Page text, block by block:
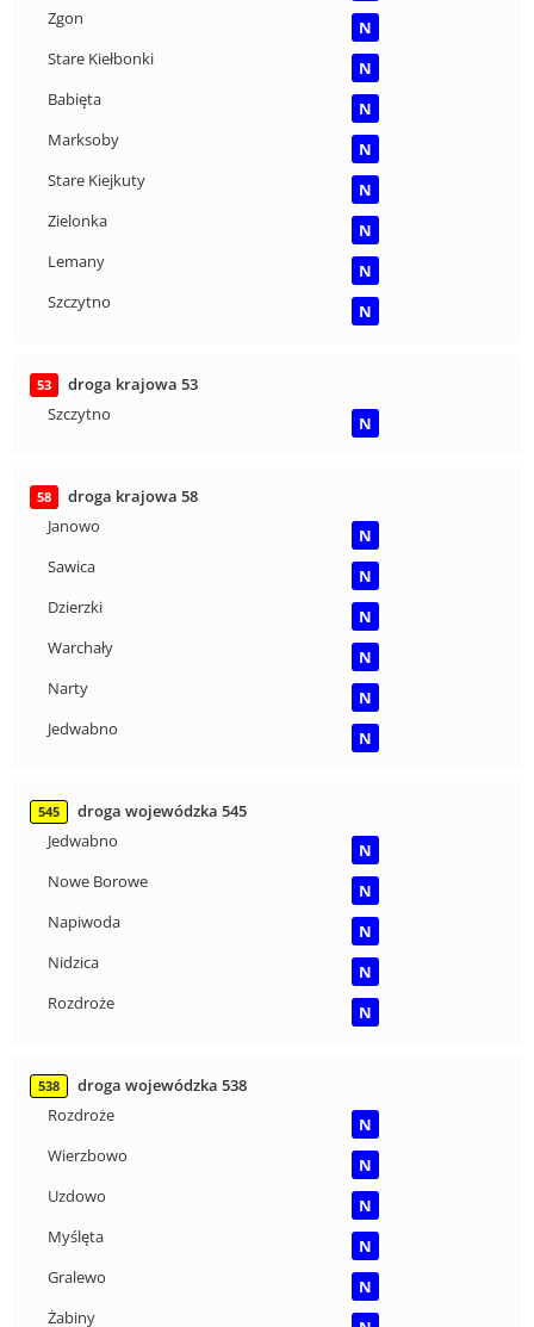
Zgon
N
Stare Kiełbonki
N
Babięta
N
Marksoby
N
Stare Kiejkuty
N
Zielonka
N
Lemany
N
Szczytno
N
53
droga krajowa 53
Szczytno
N
58
droga krajowa 58
Janowo
N
Sawica
N
Dzierzki
N
Warchały
N
Narty
N
Jedwabno
N
545
droga wojewódzka 545
Jedwabno
N
Nowe Borowe
N
Napiwoda
N
Nidzica
N
Rozdroże
N
538
droga wojewódzka 538
Rozdroże
N
Wierzbowo
N
Uzdowo
N
Myślęta
N
Gralewo
N
Żabiny